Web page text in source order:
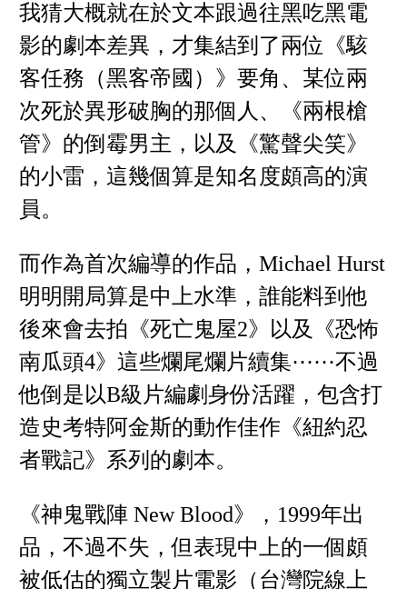
我猜大概就在於文本跟過往黑吃黑電
影的劇本差異，才集結到了兩位《駭
客任務（黑客帝國）》要角、某位兩
次死於異形破胸的那個人、《兩根槍
管》的倒霉男主，以及《驚聲尖笑》
的小雷，這幾個算是知名度頗高的演
員。
而作為首次編導的作品，Michael Hurst
明明開局算是中上水準，誰能料到他
後來會去拍《死亡鬼屋2》以及《恐怖
南瓜頭4》這些爛尾爛片續集⋯⋯不過
他倒是以B級片編劇身份活躍，包含打
造史考特阿金斯的動作佳作《紐約忍
者戰記》系列的劇本。
《神鬼戰陣 New Blood》，1999年出
品，不過不失，但表現中上的一個頗
被低估的獨立製片電影（台灣院線上